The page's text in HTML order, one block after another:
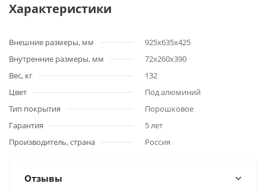
Характеристики
Внешние размеры, мм
925х635х425
Внутренние размеры, мм
72х260х390
Вес, кг
132
Цвет
Под алюминий
Тип покрытия
Порошковое
Гарантия
5 лет
Производитель, страна
Россия
Отзывы